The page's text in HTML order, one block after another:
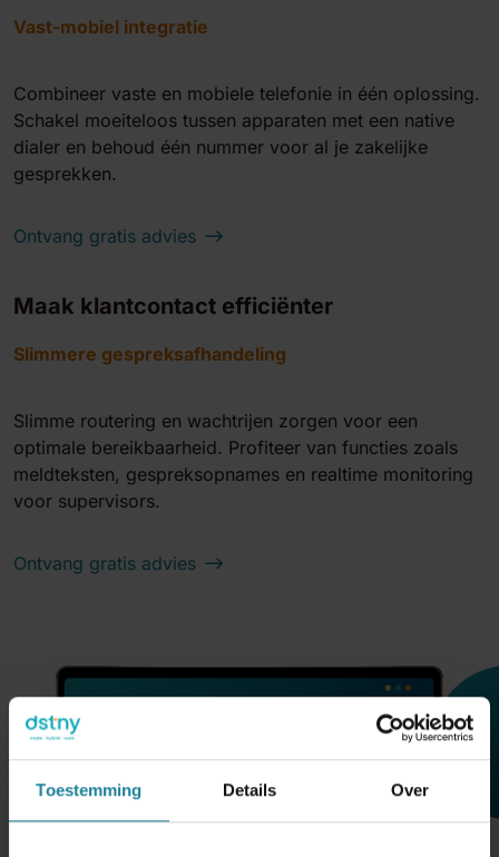
Toestemming Details Over
Vast-mobiel integratie
Combineer vaste en mobiele telefonie in één oplossing.
Schakel moeiteloos tussen apparaten met een native
dialer en behoud één nummer voor al je zakelijke
gesprekken.
Ontvang gratis advies
Maak klantcontact efficiënter
Slimmere gespreksafhandeling
Slimme routering en wachtrijen zorgen voor een
optimale bereikbaarheid. Profiteer van functies zoals
meldteksten, gespreksopnames en realtime monitoring
voor supervisors.
Ontvang gratis advies